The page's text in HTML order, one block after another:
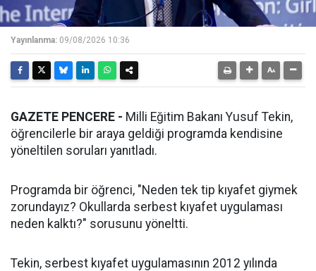
Yayınlanma: 09/08/2026 10:36
GAZETE PENCERE - Milli Eğitim Bakanı Yusuf Tekin,
öğrencilerle bir araya geldiği programda kendisine
yöneltilen soruları yanıtladı.
Programda bir öğrenci, "Neden tek tip kıyafet giymek
zorundayız? Okullarda serbest kıyafet uygulaması
neden kalktı?" sorusunu yöneltti.
Tekin, serbest kıyafet uygulamasının 2012 yılında